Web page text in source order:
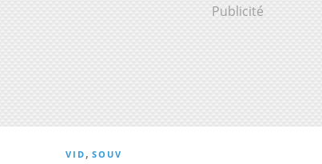
Publicité
VID , SOUV